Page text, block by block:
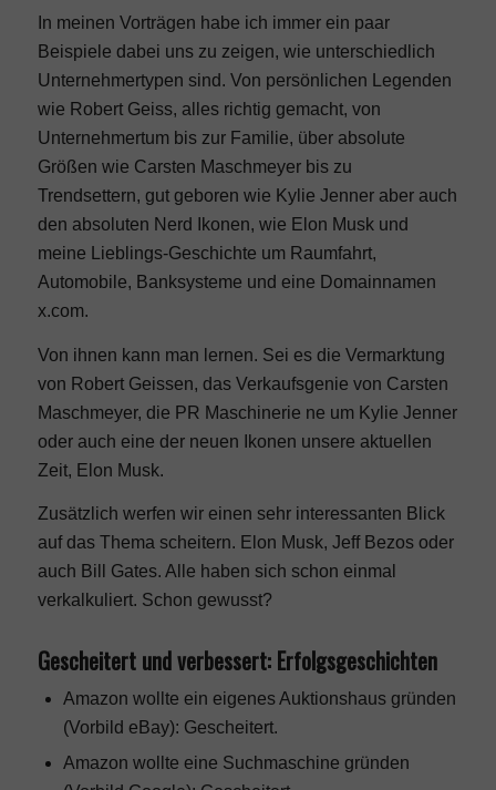
In meinen Vorträgen habe ich immer ein paar
Beispiele dabei uns zu zeigen, wie unterschiedlich
Unternehmertypen sind. Von persönlichen Legenden
wie Robert Geiss, alles richtig gemacht, von
Unternehmertum bis zur Familie, über absolute
Größen wie Carsten Maschmeyer bis zu
Trendsettern, gut geboren wie Kylie Jenner aber auch
den absoluten Nerd Ikonen, wie Elon Musk und
meine Lieblings-Geschichte um Raumfahrt,
Automobile, Banksysteme und eine Domainnamen
x.com.
Von ihnen kann man lernen. Sei es die Vermarktung
von Robert Geissen, das Verkaufsgenie von Carsten
Maschmeyer, die PR Maschinerie ne um Kylie Jenner
oder auch eine der neuen Ikonen unsere aktuellen
Zeit, Elon Musk.
Zusätzlich werfen wir einen sehr interessanten Blick
auf das Thema scheitern. Elon Musk, Jeff Bezos oder
auch Bill Gates. Alle haben sich schon einmal
verkalkuliert. Schon gewusst?
Gescheitert und verbessert: Erfolgsgeschichten
Amazon wollte ein eigenes Auktionshaus gründen
(Vorbild eBay): Gescheitert.
Amazon wollte eine Suchmaschine gründen